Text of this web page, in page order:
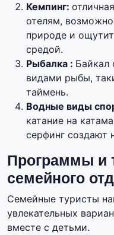
Кемпинг:
отелям,
природе и
средой.
Рыбалка : Байкал
видами рыбы,
таймень.
Водные виды
катание на
серфинг создают
Программы и
семейного
Семейные туристы
увлекательных
вместе с детьми.